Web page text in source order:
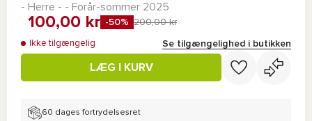
- Herre - - Forår-sommer 2025
100,00 kr -50% 200,00 kr
Ikke tilgængelig Se tilgængelighed i butikken
LÆG I KURV
60 dages fortrydelsesret